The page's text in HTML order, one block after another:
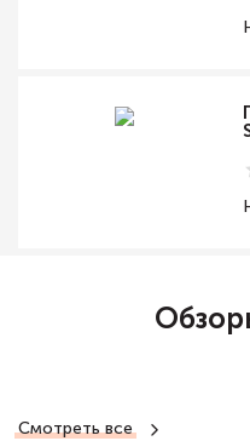
Смотреть все